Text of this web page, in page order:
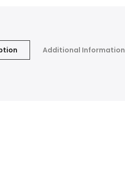
Additional Information